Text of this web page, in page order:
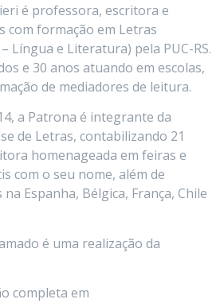
é professora, escritora e
com formação em Letras
Língua e Literatura) pela PUC-RS.
e 30 anos atuando em escolas,
de mediadores de leitura.
a Patrona é integrante da
de Letras, contabilizando 21
homenageada em feiras e
com o seu nome, além de
Espanha, Bélgica, França, Chile
é uma realização da
completa em